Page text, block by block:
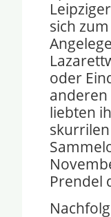
sich
oder
anderen
liebten
Prendel